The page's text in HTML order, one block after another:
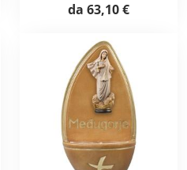
da 63,10 €